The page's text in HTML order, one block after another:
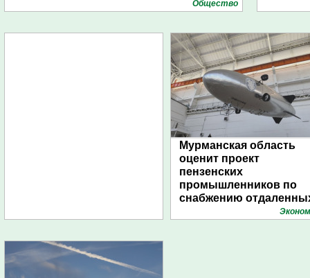
Общество
Мурманская область
оценит проект
пензенских
промышленников по
снабжению
поселений с помощью